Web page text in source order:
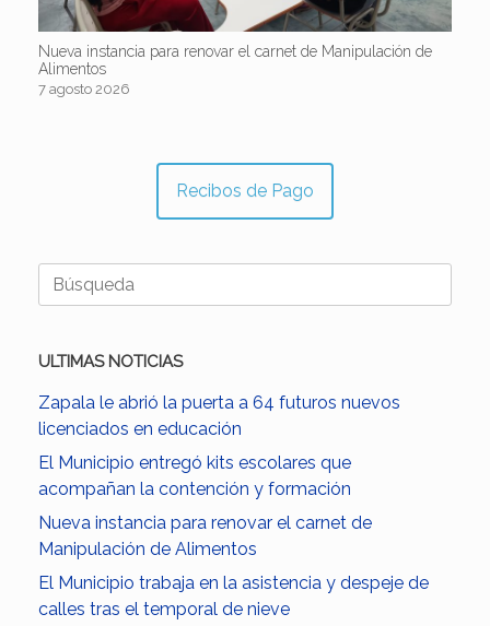
Nueva instancia para renovar el carnet de Manipulación de
Alimentos
7 agosto 2026
Recibos de Pago
Buscar:
ULTIMAS NOTICIAS
Zapala le abrió la puerta a 64 futuros nuevos
licenciados en educación
El Municipio entregó kits escolares que
acompañan la contención y formación
Nueva instancia para renovar el carnet de
Manipulación de Alimentos
El Municipio trabaja en la asistencia y despeje de
calles tras el temporal de nieve